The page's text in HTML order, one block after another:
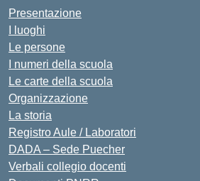
Presentazione
I luoghi
Le persone
I numeri della scuola
Le carte della scuola
Organizzazione
La storia
Registro Aule / Laboratori
DADA – Sede Puecher
Verbali collegio docenti